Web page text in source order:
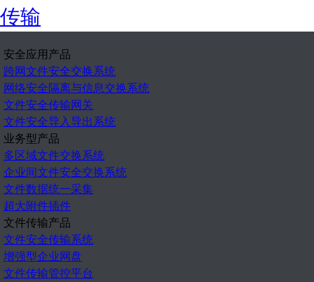
传输
安全应用产品
跨网文件安全交换系统
网络安全隔离与信息交换系统
文件安全传输网关
文件安全导入导出系统
业务型产品
多区域文件交换系统
企业间文件安全交换系统
文件数据统一采集
超大附件插件
文件传输产品
文件安全传输系统
增强型企业网盘
文件传输管控平台